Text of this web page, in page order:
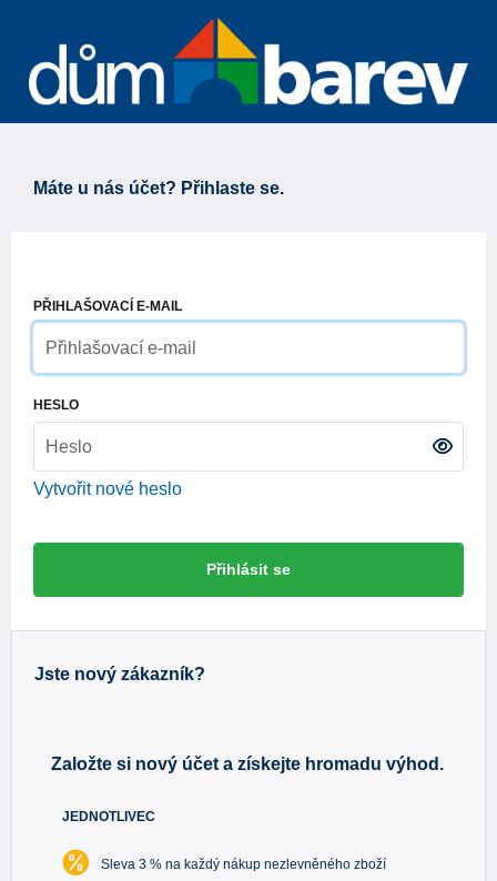
Máte u nás účet? Přihlaste se.
PŘIHLAŠOVACÍ E-MAIL
HESLO
Vytvořit nové heslo
Přihlásit se
Jste nový zákazník?
Založte si nový účet a získejte hromadu výhod.
JEDNOTLIVEC
Sleva 3 % na každý nákup nezlevněného zboží